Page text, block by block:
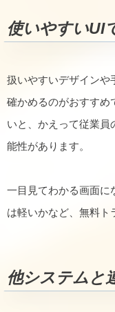
使いやすいUI
扱いやすいデザインや
確かめるのがおすすめ
いと、かえって従業員
能性があります。
一目見てわかる画面に
は軽いかなど、無料ト
他システムと